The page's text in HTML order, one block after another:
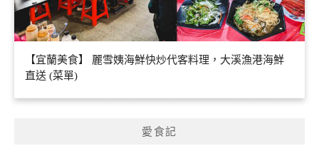
【宜蘭美食】 麗雪姨海鮮快炒代客料理，大溪漁港海鮮
直送 (菜單)
愛食記